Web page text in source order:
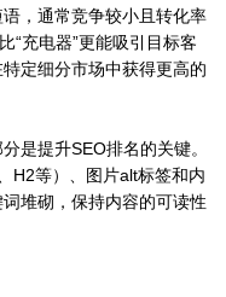
，通常竞争较小且转化率
“充电器”更能吸引目标客
定细分市场中获得更高的
是提升SEO排名的关键。
H2等）、图片alt标签和内
堆砌，保持内容的可读性